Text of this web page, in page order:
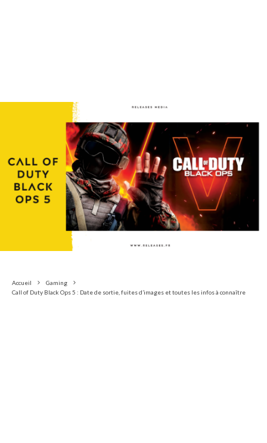
Accueil
Gaming
Call of Duty Black Ops 5 : Date de sortie, fuites d’images et toutes les infos à connaître